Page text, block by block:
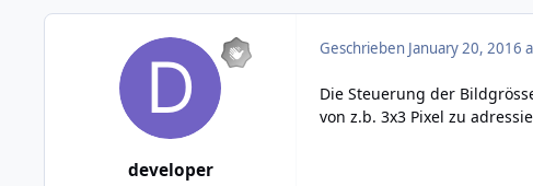
developer
Geschrieben January 20, 2016
Die Steuerung der
von z.b. 3x3 Pixel zu